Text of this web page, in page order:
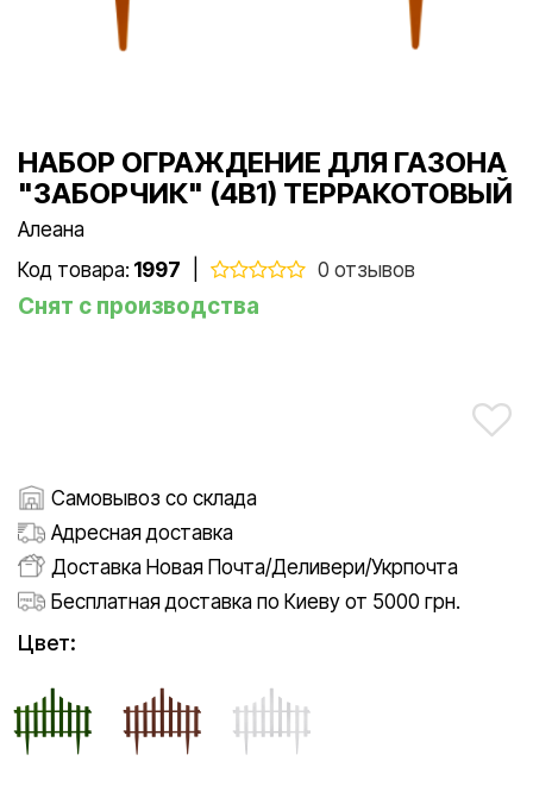
НАБОР ОГРАЖДЕНИЕ ДЛЯ ГАЗОНА
"ЗАБОРЧИК" (4В1) ТЕРРАКОТОВЫЙ
Алеана
Код товара: 1997 0 отзывов
Снят с производства
Самовывоз со склада
Адресная доставка
Доставка Новая Почта/Деливери/Укрпочта
Бесплатная доставка по Киеву от 5000 грн.
Цвет: